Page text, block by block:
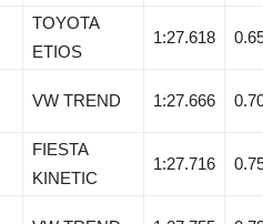
TOYOTA
ETIOS
1:27.618
VW TREND 1:27.666
FIESTA
KINETIC
1:27.716